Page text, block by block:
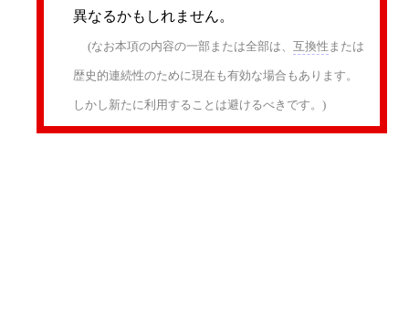
異なるかもしれません。
(なお本項の内容の一部または全部は、 互換性 または
歴史的連続性のために現在も有効な場合もあります。
しかし新たに利用することは避けるべきです。)